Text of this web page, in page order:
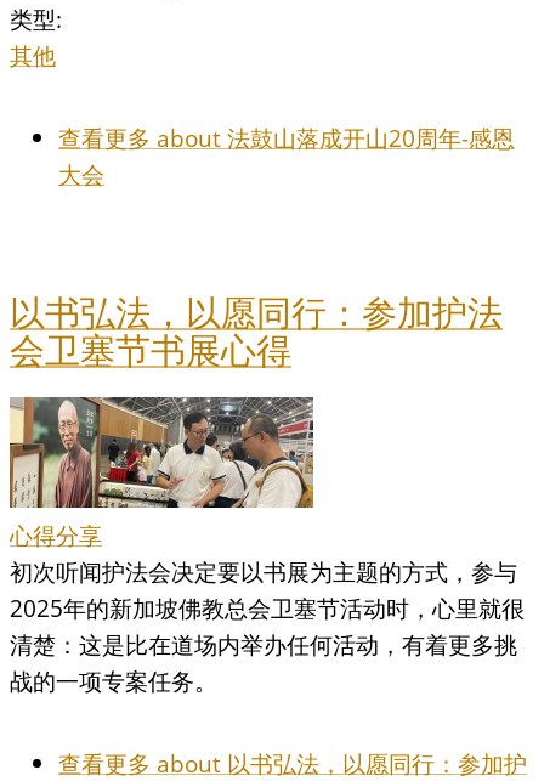
类型:
其他
查看更多 about 法鼓山落成开山20周年-感恩
大会
以书弘法，以愿同行：参加护法
会卫塞节书展心得
心得分享
初次听闻护法会决定要以书展为主题的方式，参与
2025年的新加坡佛教总会卫塞节活动时，心里就很
清楚：这是比在道场内举办任何活动，有着更多挑
战的一项专案任务。
查看更多 about 以书弘法，以愿同行：参加护